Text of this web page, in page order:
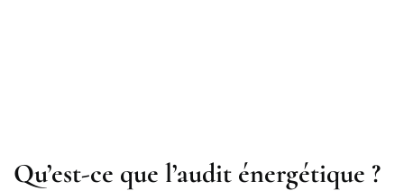
Qu’est-ce que l’audit énergétique ?